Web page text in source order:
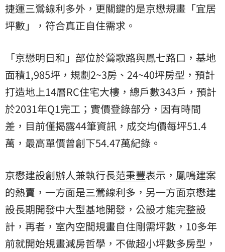
捷運三鶯線利多外，更關鍵的是京懋規畫「宜居
坪數」，符合真正自住需求。
「京懋明日和」部位於鶯歌路與鳳七路口，基地
面積1,985坪，規劃2~3房、24~40坪房型，預計
打造地上14層RC住宅大樓，總戶數343戶，預計
於2031年Q1完工；實價登錄部分，因有時間
差，目前僅揭露44筆資訊，成交均價每坪51.4
萬，最高單價曾創下54.47萬紀錄。
京懋建設創辦人兼執行長范秉豐表示，鳳鳴建案
的熱賣，一方面是三鶯線利多，另一方面京懋建
設長期開發中大型基地開發，公設才能完整設
計，再者，室內空間規畫自住剛需坪數，10多年
前就開始規畫減房哲學，不做超小坪數多房型，